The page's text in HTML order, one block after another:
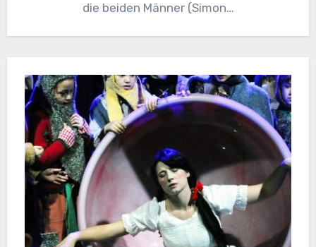
die beiden Männer (Simon…